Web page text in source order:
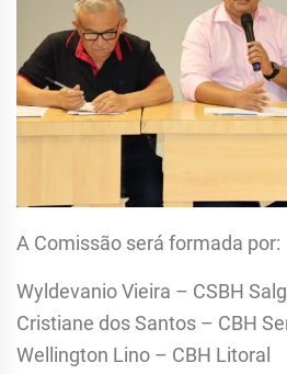
A Comissão será formada por:
Wyldevanio Vieira – CSBH
Cristiane dos Santos – CBH
Wellington Lino – CBH Litoral